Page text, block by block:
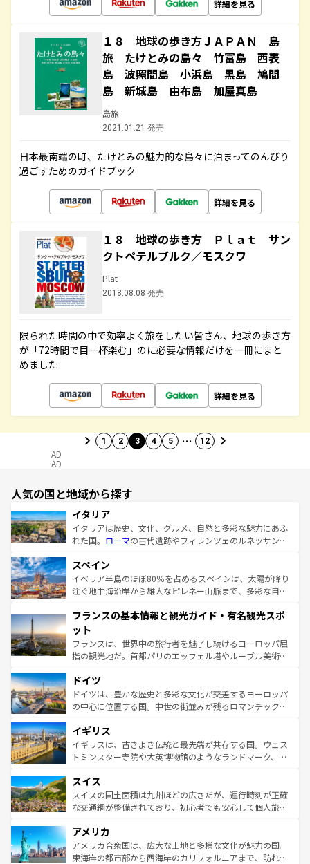
詳細を見る
１８ 地球の歩き方ＪＡＰＡＮ 島
旅 たけとみの島々 竹富島 西表
島 波照間島 小浜島 黒島 鳩間
島 新城島 由布島 加屋真島
島旅
2021.01.21 発売
日本最南端の町、たけとみの魅力的な島々に泊まってのんびり
過ごすためのガイドブック
詳細を見る
１８ 地球の歩き方 Ｐｌａｔ サン
クトペテルブルク／モスクワ
Plat
2018.08.08 発売
限られた時間の中で効率よく旅をしたい皆さん、地球の歩き方
が「72時間で目一杯楽む」のに必要な情報だけを一冊にまと
めました
詳細を見る
1 2 3 4 5 … 12
AD
AD
人気の国と地域から探す
イタリア
イタリアは歴史、文化、グルメ、自然と多彩な魅力にあふ
れた国。 ローマの古代遺跡やフィレンツェのルネッサンス
ろん、トスカーナの美しい田園風景やアマルフィ海岸の絶
景など、自然景観も見逃せない。観光の合間には、本場の
ピザやパスタなど、絶品のイタリア料理を堪能することも
ませてくれるイタリアで、忘れられない旅をしてみよう！
なお、新着のイタリア情報は
しい。
スペイン
イベリア半島のほぼ80％を占めるスペインは、太陽が降り
注ぐ地中海沿岸から雄大なピレネー山脈まで、多彩な自然
文化が根付くこの国では、情熱的なフラメンコ、熱気あふ
れる闘牛、そして美味しいタパスが生活の一部となってい
る。首都マドリードの洗練された雰囲気や、バルセロナの
アートに溢れた街角から、地方では古代ローマ遺跡や中世
せる。地方によって風土や気候が異なるスペインはその個
性で訪れる人を魅了する。 なお、新着のスペイン情報は コ
ンテンツ一覧を参照してほしい。
フランスの基本情報と観光ガイド・有名観光スポ
ット
フランスは、世界中の旅行者を魅了し続けるヨーロッパ屈
指の観光地だ。首都パリのエッフェル塔やルーブル美術館
で、幅広い魅力が詰まっている。華麗な宮殿、歴史的な大
聖堂、美しいビーチ、そして豊かな自然が、訪れる者を心
から魅了する。また、フランスは美食の国としても知ら
いる。シャンパンの発祥地であるランス、プロヴァンスの
香り高いラベンダー畑など、多彩な楽しみ方が可能だ。さ
らに、パリ以外の地域にも魅力が溢れており、どの街角に
れる地方に足を運ぶとそれぞれで全く異なる文化を体験で
きるだろう。 なお、新着のフランス情報はコンテンツ一覧
を参照してほしい。
ドイツ
ドイツは、豊かな歴史と多彩な文化が交差するヨーロッパ
の中心に位置する国。中世の街並みが残るロマンチック街
顔を持つこの国は、どこを歩いても飽きることがない。ベ
ルリンの文化的活気、バイエルン州のアルプスの絶景、そ
してライン川沿いのワイン畑といった風景は必見。ビール
は、お酒好きな人にはぜひ体験してほしい。 なお、新着の
ドイツ情報はコンテンツ一覧を参照してほしい。
イギリス
イギリスは、古きよき伝統と最先端が共存する国。ウェス
トミンスター寺院や大英博物館のようなランドマーク、歴
リアごとに異なる魅力がある。また、優雅なアフタヌーン
ティー、ビール好きにはたまらない英国パブ、サッカー観
戦など、本場だからこそできる体験も豊富。イギリスを旅
ンツ一覧を参照してほしい。
スイス
スイスの国土面積は九州ほどの広さだが、運行時刻が正確
な交通網が整備されており、初心者でも安心して個人旅行
の建物がそのまま残る町や、スイスならではのユニークな
博物館もあり、アルプス観光だけでなく町歩きも満喫する
ことができる。国民の所得が高いため物価も高いが、旅行
アメリカ
アメリカ合衆国は、広大な土地と多様な文化が魅力の国。
東海岸の都市部から西海岸のカリフォルニアまで、訪れる